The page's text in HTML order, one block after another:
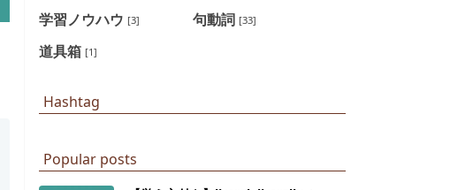
学習ノウハウ [3] 句動詞 [33]
道具箱 [1]
Hashtag
Popular posts